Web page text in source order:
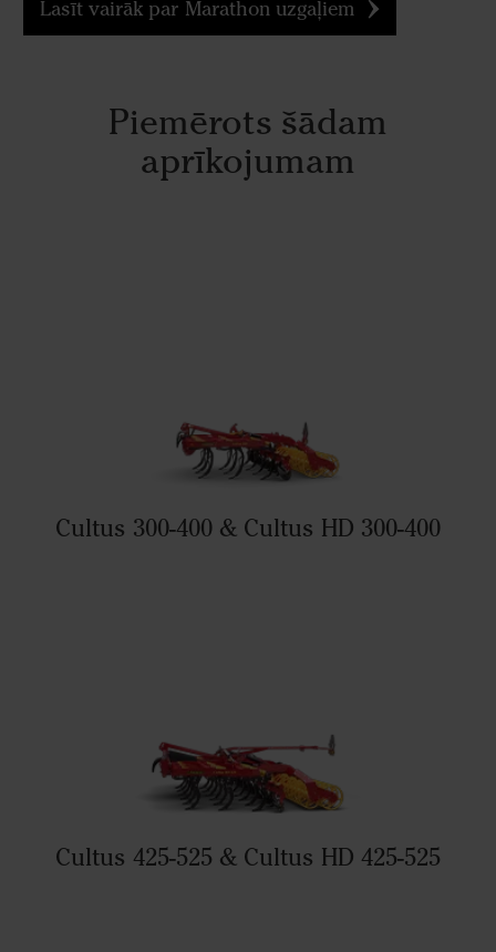
Lasīt vairāk par Marathon uzgaļiem
Piemērots šādam
aprīkojumam
Cultus 300-400 & Cultus HD 300-400
Cultus 425-525 & Cultus HD 425-525